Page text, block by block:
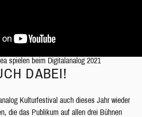
spielen beim Digitalanalog 2021
DABEI!
Kulturfestival auch dieses Jahr wieder
die das Publikum auf allen drei Bühnen